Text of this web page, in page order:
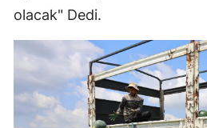
olacak" Dedi.